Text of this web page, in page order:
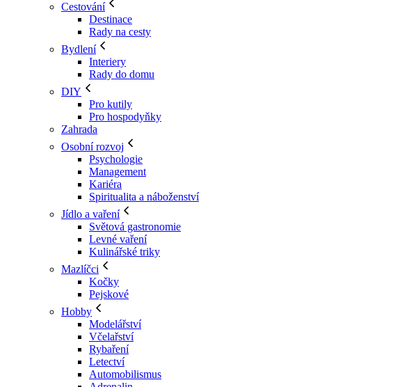
Cestování
Destinace
Rady na cesty
Bydlení
Interiery
Rady do domu
DIY
Pro kutily
Pro hospodyňky
Zahrada
Osobní rozvoj
Psychologie
Management
Kariéra
Spiritualita a náboženství
Jídlo a vaření
Světová gastronomie
Levné vaření
Kulinářské triky
Mazlíčci
Kočky
Pejskové
Hobby
Modelářství
Včelařství
Rybaření
Letectví
Automobilismus